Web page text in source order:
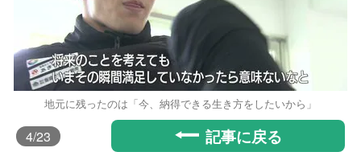
地元に残ったのは「今、納得できる生き方をしたいから」
4/23 記事に戻る